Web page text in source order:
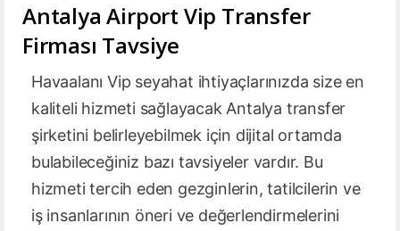
Antalya Airport Vip Transfer
Firması Tavsiye
Havaalanı Vip seyahat ihtiyaçlarınızda size en
kaliteli hizmeti sağlayacak Antalya transfer
şirketini belirleyebilmek için dijital ortamda
bulabileceğiniz bazı tavsiyeler vardır. Bu
hizmeti tercih eden gezginlerin, tatilcilerin ve
iş insanlarının öneri ve değerlendirmelerini